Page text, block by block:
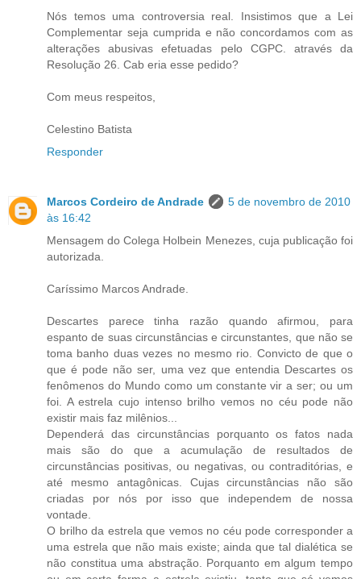
Nós temos uma controversia real. Insistimos que a Lei
Complementar seja cumprida e não concordamos com as
alterações abusivas efetuadas pelo CGPC. através da
Resolução 26. Cab eria esse pedido?
Com meus respeitos,
Celestino Batista
Responder
Marcos Cordeiro de Andrade
5 de novembro de 2010
às 16:42
Mensagem do Colega Holbein Menezes, cuja publicação foi
autorizada.
Caríssimo Marcos Andrade.
Descartes parece tinha razão quando afirmou, para
espanto de suas circunstâncias e circunstantes, que não se
toma banho duas vezes no mesmo rio. Convicto de que o
que é pode não ser, uma vez que entendia Descartes os
fenômenos do Mundo como um constante vir a ser; ou um
foi. A estrela cujo intenso brilho vemos no céu pode não
existir mais faz milênios...
Dependerá das circunstâncias porquanto os fatos nada
mais são do que a acumulação de resultados de
circunstâncias positivas, ou negativas, ou contraditórias, e
até mesmo antagônicas. Cujas circunstâncias não são
criadas por nós por isso que independem de nossa
vontade.
O brilho da estrela que vemos no céu pode corresponder a
uma estrela que não mais existe; ainda que tal dialética se
não constitua uma abstração. Porquanto em algum tempo